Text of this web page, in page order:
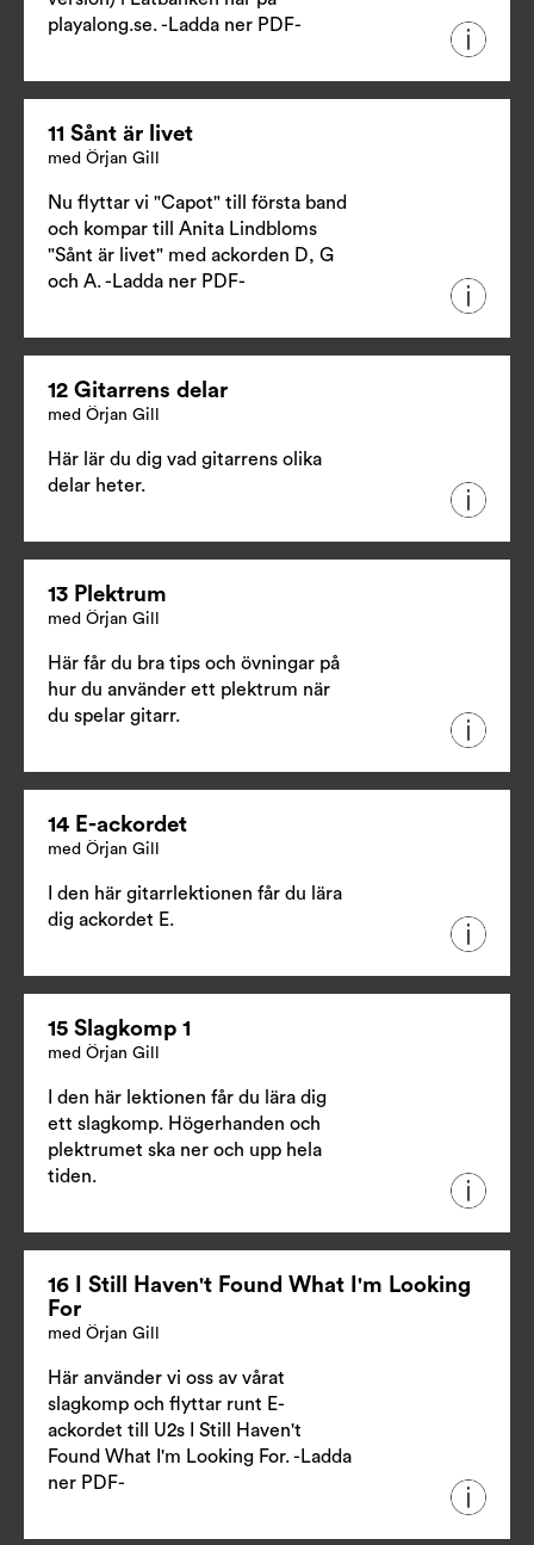
playalong.se.-Ladda ner PDF-
11 Sånt är livet
med Örjan Gill
Nu flyttar vi "Capot" till första band
och kompar till Anita Lindbloms
"Sånt är livet" med ackorden D, G
och A.-Ladda ner PDF-
12 Gitarrens delar
med Örjan Gill
Här lär du dig vad gitarrens olika
delar heter.
13 Plektrum
med Örjan Gill
Här får du bra tips och övningar på
hur du använder ett plektrum när
du spelar gitarr.
14 E-ackordet
med Örjan Gill
I den här gitarrlektionen får du lära
dig ackordet E.
15 Slagkomp 1
med Örjan Gill
I den här lektionen får du lära dig
ett slagkomp. Högerhanden och
plektrumet ska ner och upp hela
tiden.
16 I Still Haven't Found What I'm Looking
For
med Örjan Gill
Här använder vi oss av vårat
slagkomp och flyttar runt E-
ackordet till U2s I Still Haven't
Found What I'm Looking For.-Ladda
ner PDF-